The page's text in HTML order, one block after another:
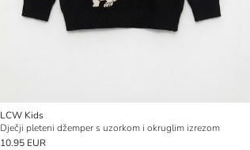
LCW Kids
Dječji pleteni džemper s uzorkom i okruglim izrezom
10.95 EUR